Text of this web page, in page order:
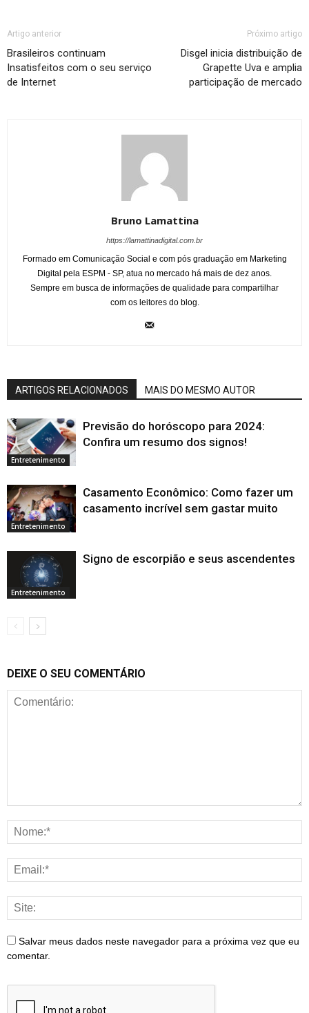
Artigo anterior
Brasileiros continuam
Insatisfeitos com o seu serviço
de Internet
Próximo artigo
Disgel inicia distribuição de
Grapette Uva e amplia
participação de mercado
Bruno Lamattina
https://lamattinadigital.com.br
Formado em Comunicação Social e com pós graduação em Marketing
Digital pela ESPM - SP, atua no mercado há mais de dez anos.
Sempre em busca de informações de qualidade para compartilhar
com os leitores do blog.
ARTIGOS RELACIONADOS MAIS DO MESMO AUTOR
Entretenimento
Previsão do horóscopo para 2024:
Confira um resumo dos signos!
Entretenimento
Casamento Econômico: Como fazer um
casamento incrível sem gastar muito
Entretenimento
Signo de escorpião e seus ascendentes
DEIXE O SEU COMENTÁRIO
Salvar meus dados neste navegador para a próxima vez que eu
comentar.